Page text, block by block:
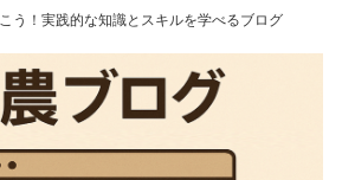
う！実践的な知識とスキルを学べるブログ